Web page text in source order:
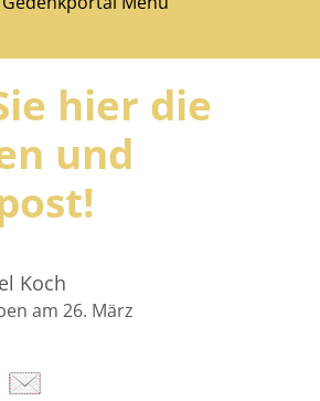
hier die
und
Koch
am 26. März